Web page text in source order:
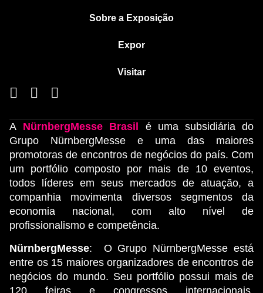
Sobre a Exposição
Expor
Visitar
A NürnbergMesse Brasil
é uma subsidiária do
Grupo NürnbergMesse e uma das maiores
promotoras de encontros de negócios do país. Com
um portfólio composto por mais de 10 eventos,
todos líderes em seus mercados de atuação, a
companhia movimenta diversos segmentos da
economia nacional, com alto nível de
profissionalismo e competência.
NürnbergMesse: O Grupo NürnbergMesse está
entre os 15 maiores organizadores de encontros de
negócios do mundo. Seu portfólio possui mais de
120 feiras e congressos internacionais.